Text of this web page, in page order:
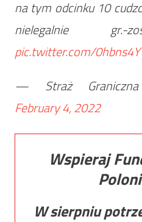
na tym odcinku 10
nielegalnie gr.-
pic.twitter.com/
— Straż Graniczna
February 4, 2022
Wspieraj
W sierpniu